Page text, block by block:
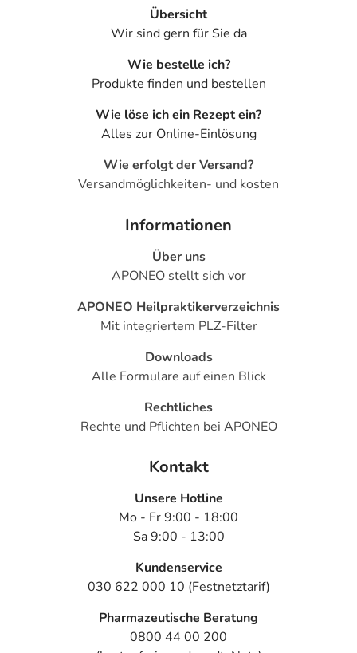
Übersicht
Wir sind gern für Sie da
Wie bestelle ich?
Produkte finden und bestellen
Wie löse ich ein Rezept ein?
Alles zur Online-Einlösung
Wie erfolgt der Versand?
Versandmöglichkeiten- und kosten
Informationen
Über uns
APONEO stellt sich vor
APONEO Heilpraktikerverzeichnis
Mit integriertem PLZ-Filter
Downloads
Alle Formulare auf einen Blick
Rechtliches
Rechte und Pflichten bei APONEO
Kontakt
Unsere Hotline
Mo - Fr 9:00 - 18:00
Sa 9:00 - 13:00
Kundenservice
030 622 000 10 (Festnetztarif)
Pharmazeutische Beratung
0800 44 00 200